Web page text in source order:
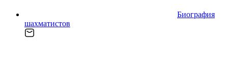
Биография
шахматистов